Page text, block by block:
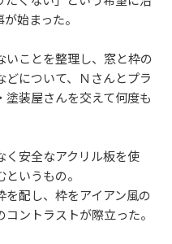
始まった。
ことを整理し、窓と枠の
について、Ｎさんとプラ
装屋さんを交えて何度も
く安全なアクリル板を使
いうもの。
配し、枠をアイアン風の
ントラストが際立った。